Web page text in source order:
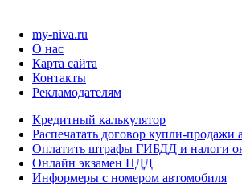
my-niva.ru
О нас
Карта сайта
Контакты
Рекламодателям
Кредитный калькулятор
Распечатать договор купли-продажи
Оплатить штрафы ГИБДД и налоги
Онлайн экзамен ПДД
Информеры с номером автомобиля